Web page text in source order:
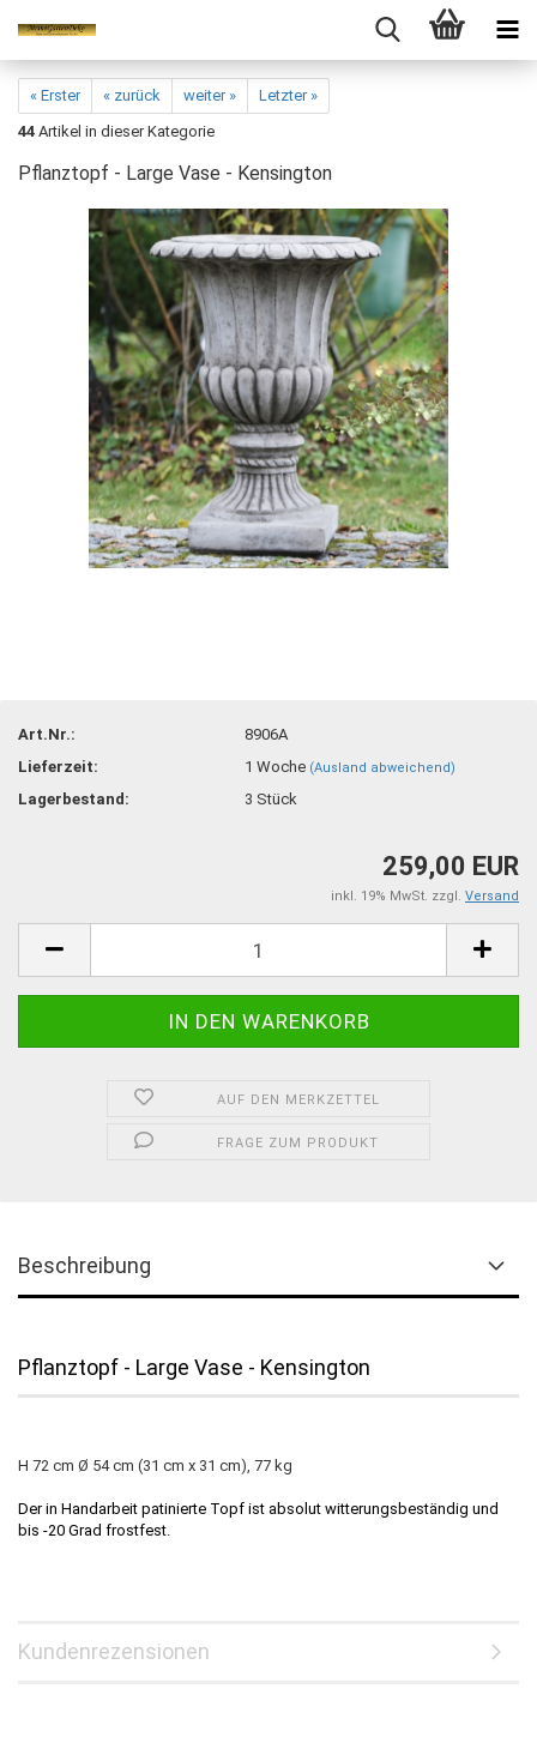
« Erster « zurück weiter »
Letzter »
44 Artikel in dieser Kategorie
Pflanztopf - Large Vase - Kensington
Art.Nr.:
8906A
Lieferzeit:
1 Woche (Ausland abweichend)
Lagerbestand: 3 Stück
259,00 EUR
inkl. 19% MwSt. zzgl. Versand
AUF DEN MERKZETTEL
FRAGE ZUM PRODUKT
Beschreibung
Pflanztopf - Large Vase - Kensington
H 72 cm Ø 54 cm (31 cm x 31 cm), 77 kg
Der in Handarbeit patinierte Topf ist absolut witterungsbeständig und
bis -20 Grad frostfest.
Kundenrezensionen